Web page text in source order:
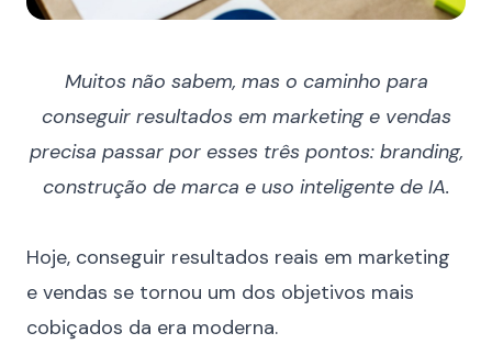
Muitos não sabem, mas o caminho para
conseguir resultados em marketing e vendas
precisa passar por esses três pontos: branding,
construção de marca e uso inteligente de IA.
Hoje, conseguir resultados reais em marketing
e vendas se tornou um dos objetivos mais
cobiçados da era moderna.